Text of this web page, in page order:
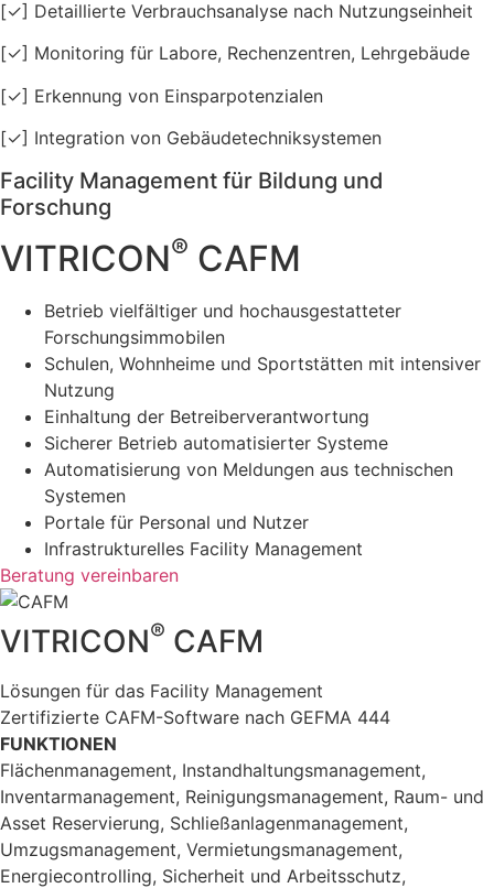
[✓] Detaillierte Verbrauchsanalyse nach Nutzungseinheit
[✓] Monitoring für Labore, Rechenzentren, Lehrgebäude
[✓] Erkennung von Einsparpotenzialen
[✓] Integration von Gebäudetechniksystemen
Facility Management für Bildung und
Forschung
VITRICON® CAFM
Betrieb vielfältiger und hochausgestatteter
Forschungsimmobilen
Schulen, Wohnheime und Sportstätten mit intensiver
Nutzung
Einhaltung der Betreiberverantwortung
Sicherer Betrieb automatisierter Systeme
Automatisierung von Meldungen aus technischen
Systemen
Portale für Personal und Nutzer
Infrastrukturelles Facility Management
Beratung vereinbaren
VITRICON® CAFM
Lösungen für das Facility Management
Zertifizierte CAFM-Software nach GEFMA 444
FUNKTIONEN
Flächen­manage­ment, Instandhaltungsmanagement,
Inventar­manage­ment, Reinigungsmanagement, Raum- und
Asset Reservierung, Schließanlagenmanagement,
Umzugsmanagement, Vermietungsmanagement,
Energiecontrolling, Sicherheit und Arbeitsschutz,